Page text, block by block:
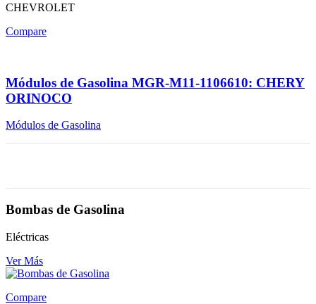
CHEVROLET
Compare
Módulos de Gasolina MGR-M11-1106610: CHERY
ORINOCO
Módulos de Gasolina
Bombas de Gasolina
Eléctricas
Ver Más
Compare